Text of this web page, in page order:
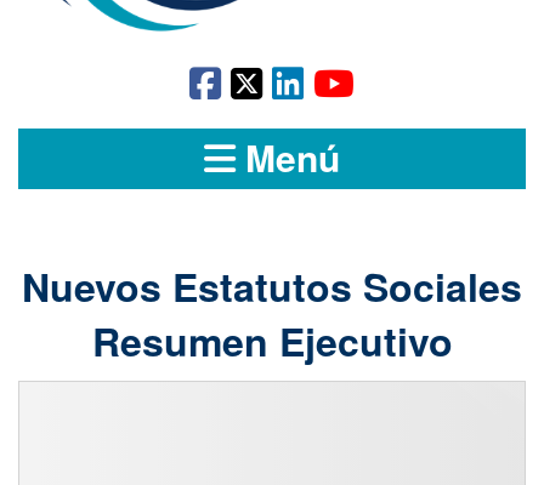
Menú
Nuevos Estatutos Sociales
Resumen Ejecutivo